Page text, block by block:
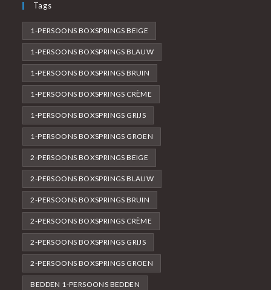
Tags
1-PERSOONS BOXSPRINGS BEIGE
1-PERSOONS BOXSPRINGS BLAUW
1-PERSOONS BOXSPRINGS BRUIN
1-PERSOONS BOXSPRINGS CRÈME
1-PERSOONS BOXSPRINGS GRIJS
1-PERSOONS BOXSPRINGS GROEN
2-PERSOONS BOXSPRINGS BEIGE
2-PERSOONS BOXSPRINGS BLAUW
2-PERSOONS BOXSPRINGS BRUIN
2-PERSOONS BOXSPRINGS CRÈME
2-PERSOONS BOXSPRINGS GRIJS
2-PERSOONS BOXSPRINGS GROEN
BEDDEN 1-PERSOONS BEDDEN